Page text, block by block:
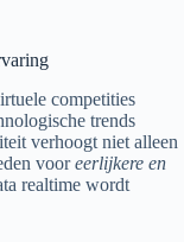
competities
trends
verhoogt niet alleen
vooreerlijkere en
realtime wordt